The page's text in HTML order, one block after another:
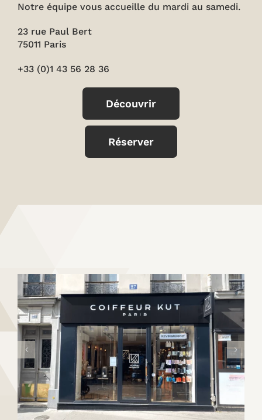
Notre équipe vous accueille du mardi au samedi.
23 rue Paul Bert
75011 Paris
+33 (0)1 43 56 28 36
Découvrir
Réserver